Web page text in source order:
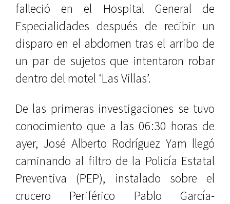
falleció en el Hospital General de
Especialidades después de recibir un
disparo en el abdomen tras el arribo de
un par de sujetos que intentaron robar
dentro del motel ‘Las Villas’.
De las primeras investigaciones se tuvo
conocimiento que a las 06:30 horas de
ayer, José Alberto Rodríguez Yam llegó
caminando al filtro de la Policía Estatal
Preventiva (PEP), instalado sobre el
crucero Periférico Pablo García-